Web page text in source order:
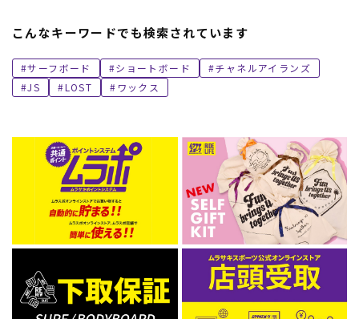
ムラサキスポーツ 公式アプリ
ポイント・クーポンもこのアプリで！
こんなキーワードでも検索されています
サーフボード ショートボード
チャネルアイランズ
JS
LOST ワックス